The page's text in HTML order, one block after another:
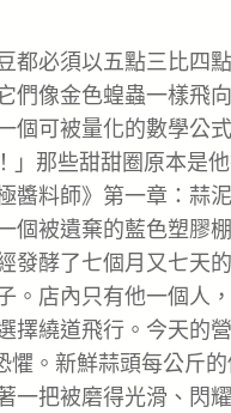
都必須以五點三比四
們像金色蝗蟲一樣飛
個可被量化的數學公
」那些甜甜圈原本是
醬料師》第一章：蒜
被遺棄的藍色塑膠棚
發酵了七個月又七天
。店內只有他一個人
擇繞道飛行。今天的
。新鮮蒜頭每公斤
一把被磨得光滑、閃